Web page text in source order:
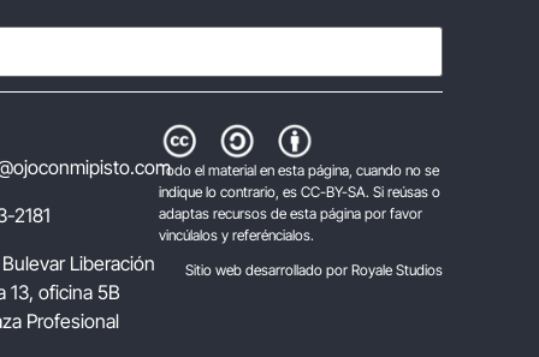
2181
Liberación
13, oficina 5B
Profesional
Todo el material en esta página, cuando no se
indique lo contrario, es CC-BY-SA. Si reúsas o
adaptas recursos de esta página por favor
vincúlalos y referéncialos.
Sitio web desarrollado por Royale Studios